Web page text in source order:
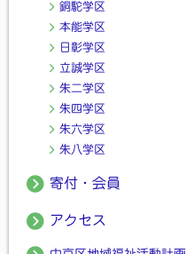
銅駝学区
本能学区
日彰学区
立誠学区
朱二学区
朱四学区
朱六学区
朱八学区
寄付・会員
アクセス